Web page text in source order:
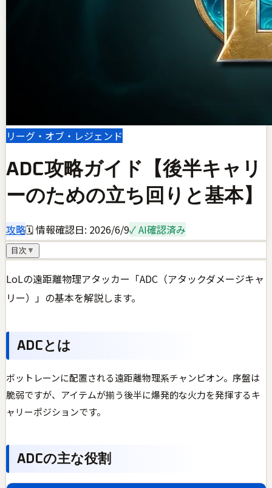
リーグ・オブ・レジェンド
ADC攻略ガイド【後半キャリ
ーのための立ち回りと基本】
攻略🗓 情報確認日: 2026/6/9✓ AI確認済み
目次 ▼
LoLの遠距離物理アタッカー「ADC（アタックダメージキャ
リー）」の基本を解説します。
ADCとは
ボットレーンに配置される遠距離物理系チャンピオン。序盤は
脆弱ですが、アイテムが揃う後半に爆発的な火力を発揮するキ
ャリーポジションです。
ADCの主な役割